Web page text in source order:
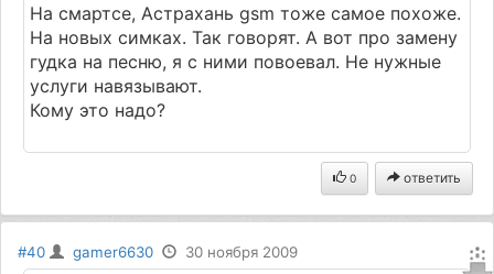
На смартсе, Астрахань gsm тоже самое похоже.
На новых симках. Так говорят. А вот про замену
гудка на песню, я с ними повоевал. Не нужные
услуги навязывают.
Кому это надо?
0 ответить
#40 gamer6630 30 ноября 2009